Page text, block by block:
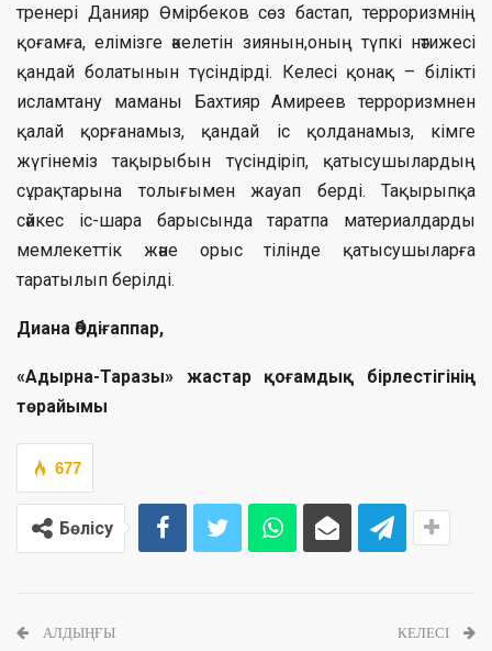
тренері Данияр Өмірбеков сөз бастап, терроризмнің
қоғамға, елімізге әкелетін зиянын,оның түпкі нәтижесі
қандай болатынын түсіндірді. Келесі қонақ – білікті
исламтану маманы Бахтияр Амиреев терроризмнен
қалай қорғанамыз, қандай іс қолданамыз, кімге
жүгінеміз тақырыбын түсіндіріп, қатысушылардың
сұрақтарына толығымен жауап берді. Тақырыпқа
сәйкес іс-шара барысында таратпа материалдарды
мемлекеттік және орыс тілінде қатысушыларға
таратылып берілді.
Диана Әбдіғаппар,
«Адырна-Таразы» жастар қоғамдық бірлестігінің
төрайымы
677
Бөлісу
АЛДЫҢҒЫ КЕЛЕСІ